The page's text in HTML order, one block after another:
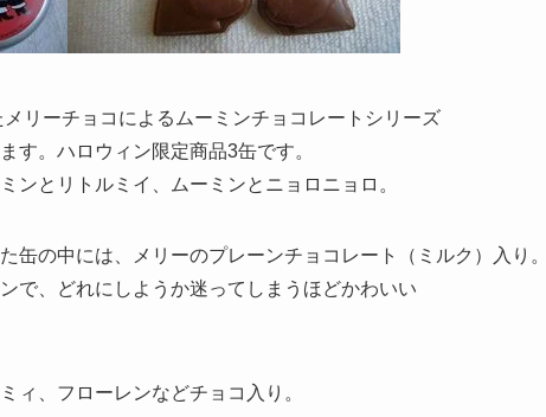
リーチョコによるムーミンチョコレートシリーズ
す。ハロウィン限定商品3缶です。
ンとリトルミイ、ムーミンとニョロニョロ。
缶の中には、メリーのプレーンチョコレート（ミルク）入り。
で、どれにしようか迷ってしまうほどかわいい
ィ、フローレンなどチョコ入り。